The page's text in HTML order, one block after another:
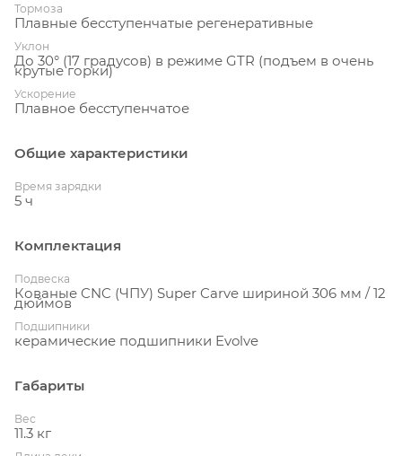
Тормоза
Плавные бесступенчатые регенеративные
Уклон
До 30° (17 градусов) в режиме GTR (подъем в очень
крутые горки)
Ускорение
Плавное бесступенчатое
Общие характеристики
Время зарядки
5 ч
Комплектация
Подвеска
Кованые CNC (ЧПУ) Super Carve шириной 306 мм / 12
дюймов
Подшипники
керамические подшипники Evolve
Габариты
Вес
11.3 кг